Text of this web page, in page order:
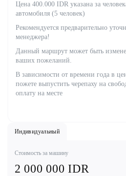
Индивидуальный
Стоимость за машину
2 000 000 IDR
Цена 400.000 IDR указана за
автомобиля (5 человек)
Рекомендуется предварительно
менеджера!
Данный маршрут может быть
ваших пожеланий.
В зависимости от времени года в
пожете выпустить черепаху на
оплату на месте